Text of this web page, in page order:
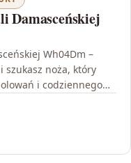
Damasceńskiej
Wh04Dm –
szukasz noża, który
i codziennego…